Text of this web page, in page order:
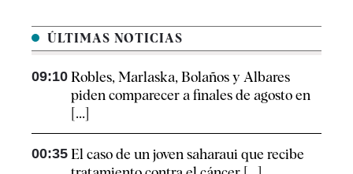
ÚLTIMAS NOTICIAS
09:10 Robles, Marlaska, Bolaños y Albares
piden comparecer a finales de agosto en
[...]
00:35 El caso de un joven saharaui que recibe